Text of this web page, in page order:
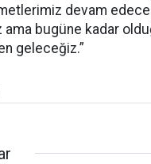
devam
ama bugüne kadar
geleceğiz.”